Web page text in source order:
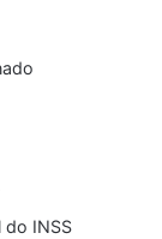
do INSS